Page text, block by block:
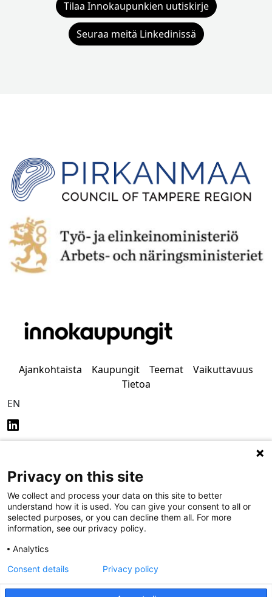
Tilaa Innokaupunkien uutiskirje
Seuraa meitä Linkedinissä
Ajankohtaista Kaupungit Teemat
Vaikuttavuus
Tietoa
EN
Tietosuoja Saavutettavuus
Privacy on this site
We collect and process your data on this site to better
understand how it is used. You can give your consent to all or
selected purposes, or you can decline them all. For more
information, see our privacy policy.
Analytics
Consent details Privacy policy